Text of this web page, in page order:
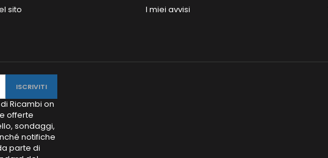
sito
I miei avvisi
Ricambi on
offerte
sondaggi,
notifiche
parte di